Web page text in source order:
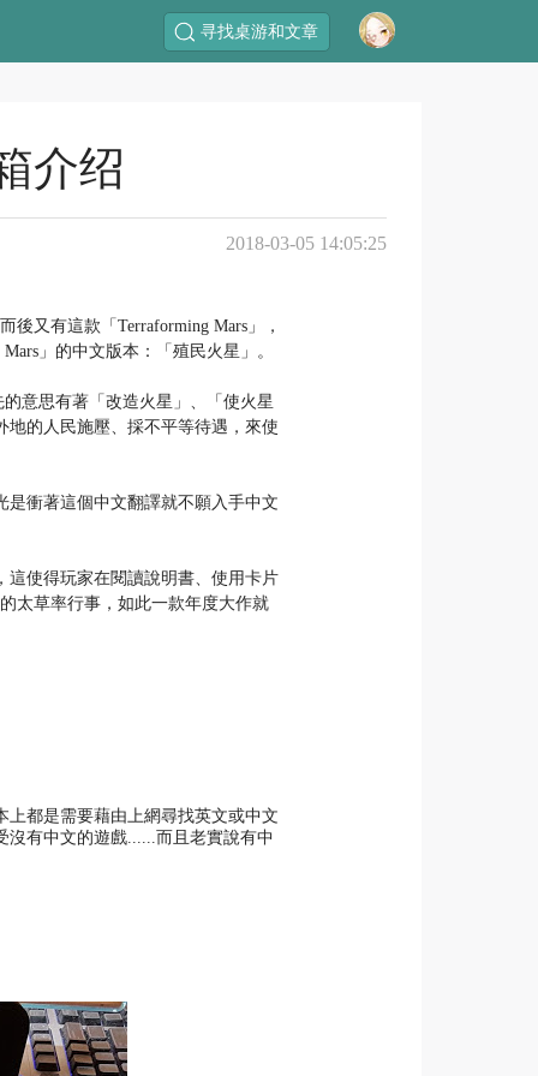
寻找桌游和文章
介绍
2018-03-05 14:05:25
後又有這款「Terraforming Mars」，
」的中文版本：「殖民火星」。
意思有著「改造火星」、「使火星
的人民施壓、採不平等待遇，來使
是衝著這個中文翻譯就不願入手中文
這使得玩家在閱讀說明書、使用卡片
太草率行事，如此一款年度大作就
都是需要藉由上網尋找英文或中文
沒有中文的遊戲......而且老實說有中